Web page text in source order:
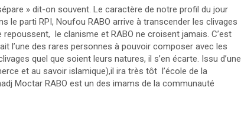
» dit-on souvent. Le caractère de notre profil du jour
le parti RPI, Noufou RABO arrive à transcender les clivages
le clanisme et RABO ne croisent jamais. C’est
l’une des rares personnes à pouvoir composer avec les
quel que soient leurs natures, il s’en écarte. Issu d’une
et au savoir islamique),il ira très tôt l’école de la
Moctar RABO est un des imams de la communauté